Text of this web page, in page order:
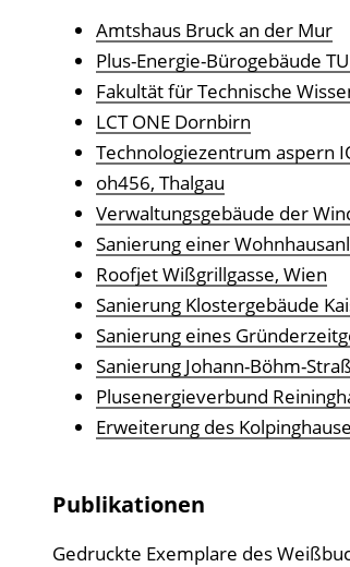
Amtshaus Bruck an der Mur
Plus-Energie-Bürogebäude
Fakultät für Technische
LCT ONE Dornbirn
Technologiezentrum aspern
oh456, Thalgau
Verwaltungsgebäude der
Sanierung einer
Roofjet Wißgrillgasse, Wien
Sanierung Klostergebäude
Sanierung eines
Sanierung Johann-Böhm-
Plusenergieverbund
Erweiterung des
Publikationen
Gedruckte Exemplare des